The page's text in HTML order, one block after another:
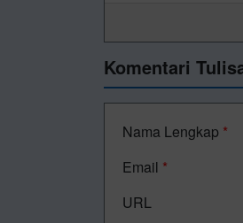
Komentari
Nama Lengkap *
Email *
URL